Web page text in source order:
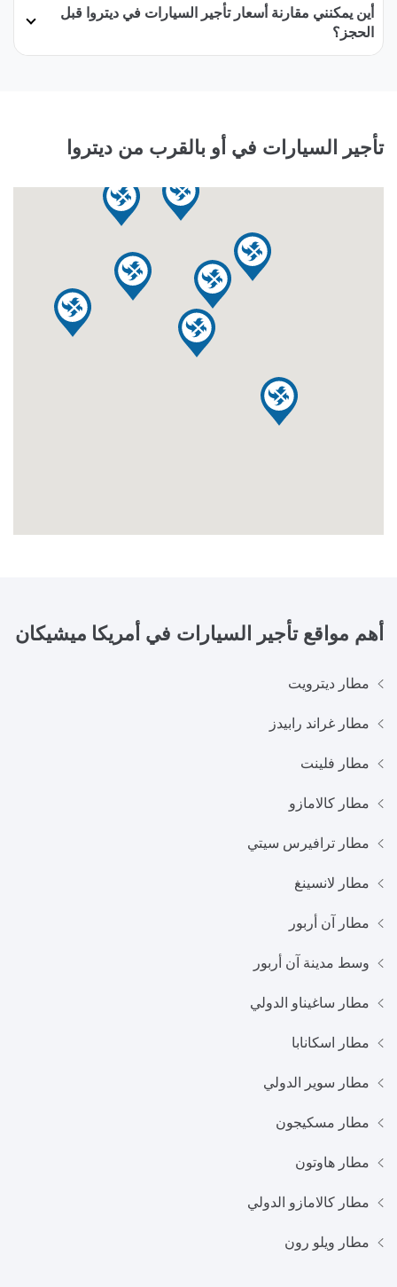
أين يمكنني مقارنة أسعار تأجير السيارات في ديتروا قبل
الحجز؟
تأجير السيارات في أو بالقرب من ديتروا
أهم مواقع تأجير السيارات في أمريكا ميشيكان
مطار ديترويت
مطار غراند رابيدز
مطار فلينت
مطار كالامازو
مطار ترافيرس سيتي
مطار لانسينغ
مطار آن أربور
وسط مدينة آن أربور
مطار ساغيناو الدولي
مطار اسكانابا
مطار سوير الدولي
مطار مسكيجون
مطار هاوتون
مطار كالامازو الدولي
مطار ويلو رون